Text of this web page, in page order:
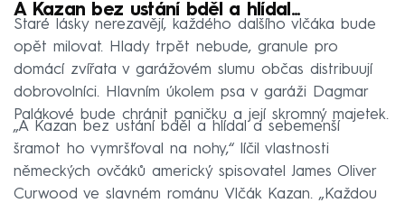
A Kazan bez ustání bděl a hlídal...
Staré lásky nerezavějí, každého dalšího vlčáka bude
opět milovat. Hlady trpět nebude, granule pro
domácí zvířata v garážovém slumu občas distribuují
dobrovolníci. Hlavním úkolem psa v garáži Dagmar
Palákové bude chránit paničku a její skromný majetek.
„A Kazan bez ustání bděl a hlídal a sebemenší
šramot ho vymršťoval na nohy,“ líčil vlastnosti
německých ovčáků americký spisovatel James Oliver
Curwood ve slavném románu Vlčák Kazan. „Každou